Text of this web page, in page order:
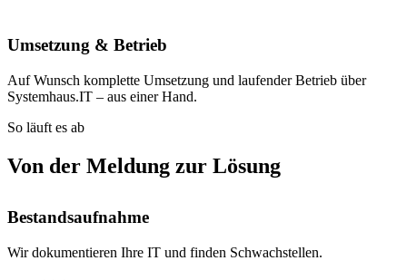
Umsetzung & Betrieb
Auf Wunsch komplette Umsetzung und laufender Betrieb über
Systemhaus.IT – aus einer Hand.
So läuft es ab
Von der Meldung zur Lösung
Bestandsaufnahme
Wir dokumentieren Ihre IT und finden Schwachstellen.